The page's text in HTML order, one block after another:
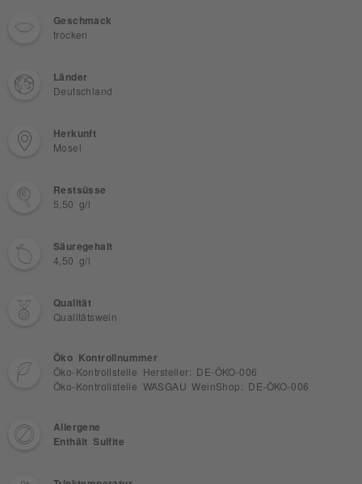
Geschmack
trocken
Länder
Deutschland
Herkunft
Mosel
Restsüsse
5,50 g/l
Säuregehalt
4,50 g/l
Qualität
Qualitätswein
Öko Kontrollnummer
Öko-Kontrollstelle Hersteller: DE-ÖKO-006
Öko-Kontrollstelle WASGAU WeinShop: DE-ÖKO-006
Allergene
Enthält Sulfite